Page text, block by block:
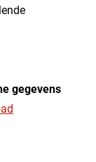
gegevens